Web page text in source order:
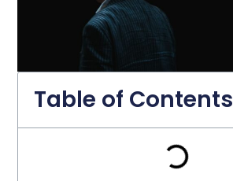
Table of Contents